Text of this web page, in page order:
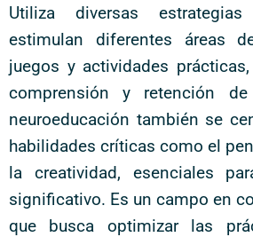
Utiliza diversas
estimulan diferentes áreas
juegos y actividades
comprensión y retención
neuroeducación también se
habilidades críticas como el
la creatividad, esenciales
significativo. Es un campo en
que busca optimizar las